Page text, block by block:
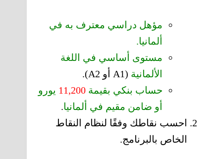
مؤهل دراسي معترف به في
ألمانيا.
مستوى أساسي في اللغة
الألمانية (A1 أو A2).
حساب بنكي بقيمة 11,200 يورو
أو ضامن مقيم في ألمانيا.
احسب نقاطك وفقًا لنظام النقاط
الخاص بالبرنامج.